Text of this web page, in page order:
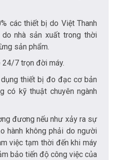
các thiết bị do Việt Thanh
nhà sản xuất trong thời
sản phẩm.
24/7 trọn đời máy.
thiết bị đo đạc cơ bản
có kỹ thuật chuyên ngành
đương nếu như xảy ra sự
hành không phải do người
việc tạm thời đến khi máy
bảo tiến độ công việc của